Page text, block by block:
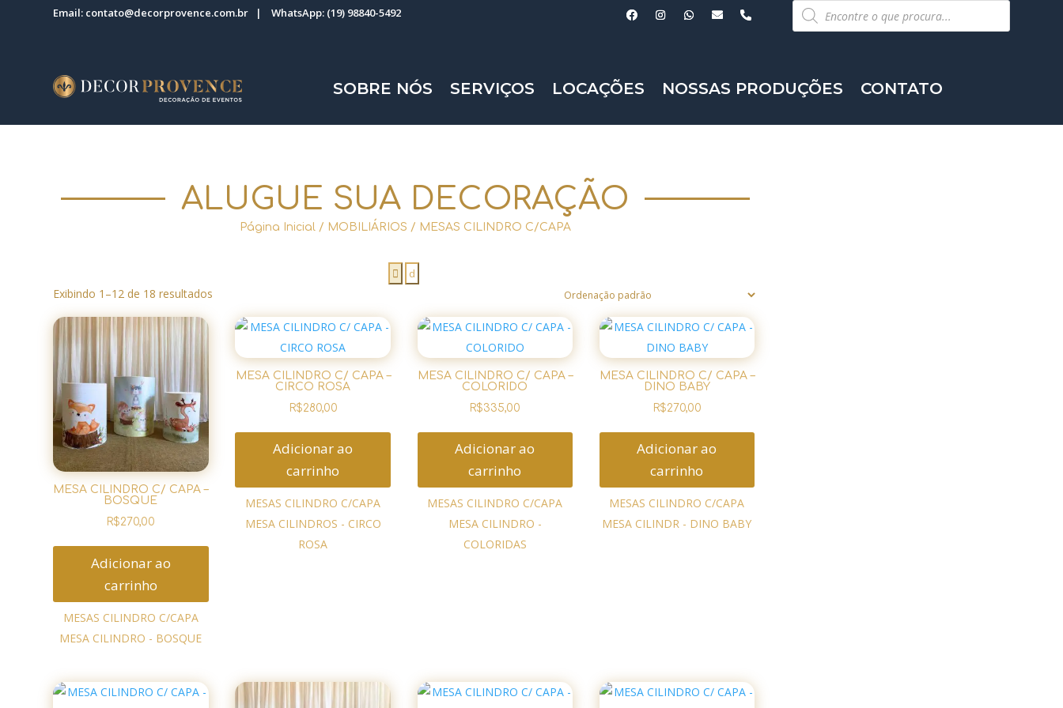
Email: contato@decorprovence.com.br | WhatsApp: (19) 98840-5492
Pesquisar
produtos
SOBRE NÓS SERVIÇOS LOCAÇÕES NOSSAS PRODUÇÕES CONTATO
ALUGUE SUA DECORAÇÃO
Página Inicial / MOBILIÁRIOS / MESAS CILINDRO C/CAPA
Exibindo 1–12 de 18 resultados
MESA CILINDRO C/ CAPA –
BOSQUE
R$270,00
Adicionar ao
carrinho
MESAS CILINDRO C/CAPA
MESA CILINDRO - BOSQUE
MESA CILINDRO C/ CAPA –
CIRCO ROSA
R$280,00
Adicionar ao
carrinho
MESAS CILINDRO C/CAPA
MESA CILINDROS - CIRCO
ROSA
MESA CILINDRO C/ CAPA –
COLORIDO
R$335,00
Adicionar ao
carrinho
MESAS CILINDRO C/CAPA
MESA CILINDRO -
COLORIDAS
MESA CILINDRO C/ CAPA –
DINO BABY
R$270,00
Adicionar ao
carrinho
MESAS CILINDRO C/CAPA
MESA CILINDR - DINO BABY